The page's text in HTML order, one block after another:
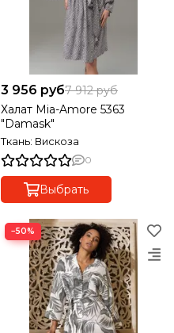
3 956 руб7 912 руб
Халат Mia-Amore 5363
"Damask"
Ткань: Вискоза
0
Выбрать
−50%